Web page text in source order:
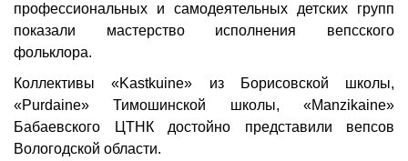
профессиональных и самодеятельных детских групп
показали мастерство исполнения вепсского
фольклора.
Коллективы «Kastkuine» из Борисовской школы,
«Purdaine» Тимошинской школы, «Manzikaine»
Бабаевского ЦТНК достойно представили вепсов
Вологодской области.